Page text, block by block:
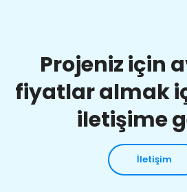
Projeniz için
fiyatlar almak
iletişime
İletişim